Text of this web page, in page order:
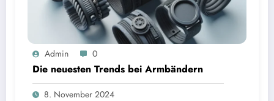
Admin 0
Die neuesten Trends bei Armbändern
8. November 2024